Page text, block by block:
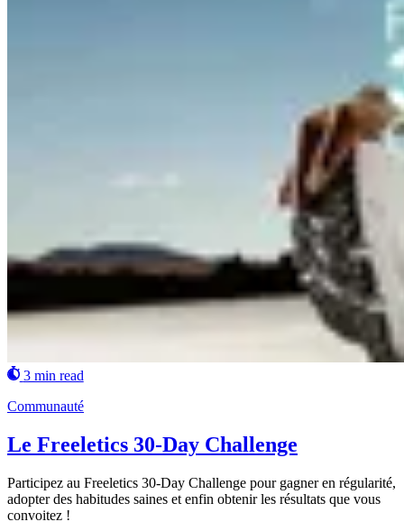
3 min read
Communauté
Le Freeletics 30-Day Challenge
Participez au Freeletics 30-Day Challenge pour gagner en régularité,
adopter des habitudes saines et enfin obtenir les résultats que vous
convoitez !